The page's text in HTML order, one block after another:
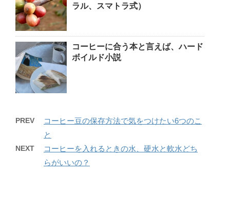
ラル、スマトラ式）
コーヒーに合う本と言えば、ハード
ボイルド小説
PREV
コーヒー豆の保存方法で気をつけたい6つのこ
と
NEXT
コーヒーを入れるときの水、硬水と軟水どち
らがいいの？